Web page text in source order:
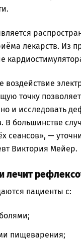
лекарств. Из
воздействие
точку
и исследовать
В большинстве
сеансов», —
Виктория Мейер.
лечит
пациенты с:
пищеварения;